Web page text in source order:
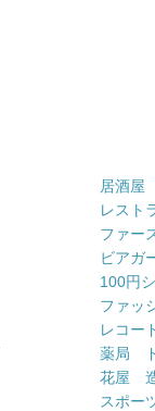
居酒屋
レスト
ファー
ビアガ
100円
ファッ
レコー
薬局
花屋
スポー